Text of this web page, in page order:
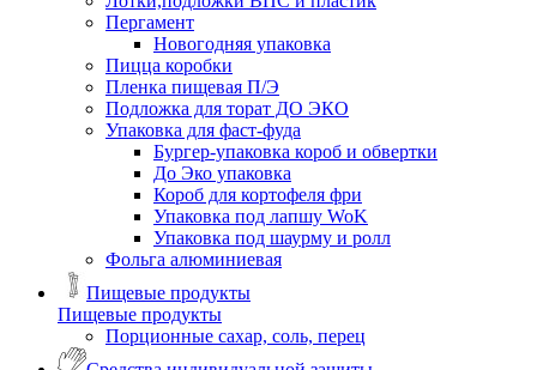
Пергамент
Новогодняя упаковка
Пицца коробки
Пленка пищевая П/Э
Подложка для торат ДО ЭКО
Упаковка для фаст-фуда
Бургер-упаковка короб и обвертки
До Эко упаковка
Короб для кортофеля фри
Упаковка под лапшу WoK
Упаковка под шаурму и ролл
Фольга алюминиевая
Пищевые продукты
Пищевые продукты
Порционные сахар, соль, перец